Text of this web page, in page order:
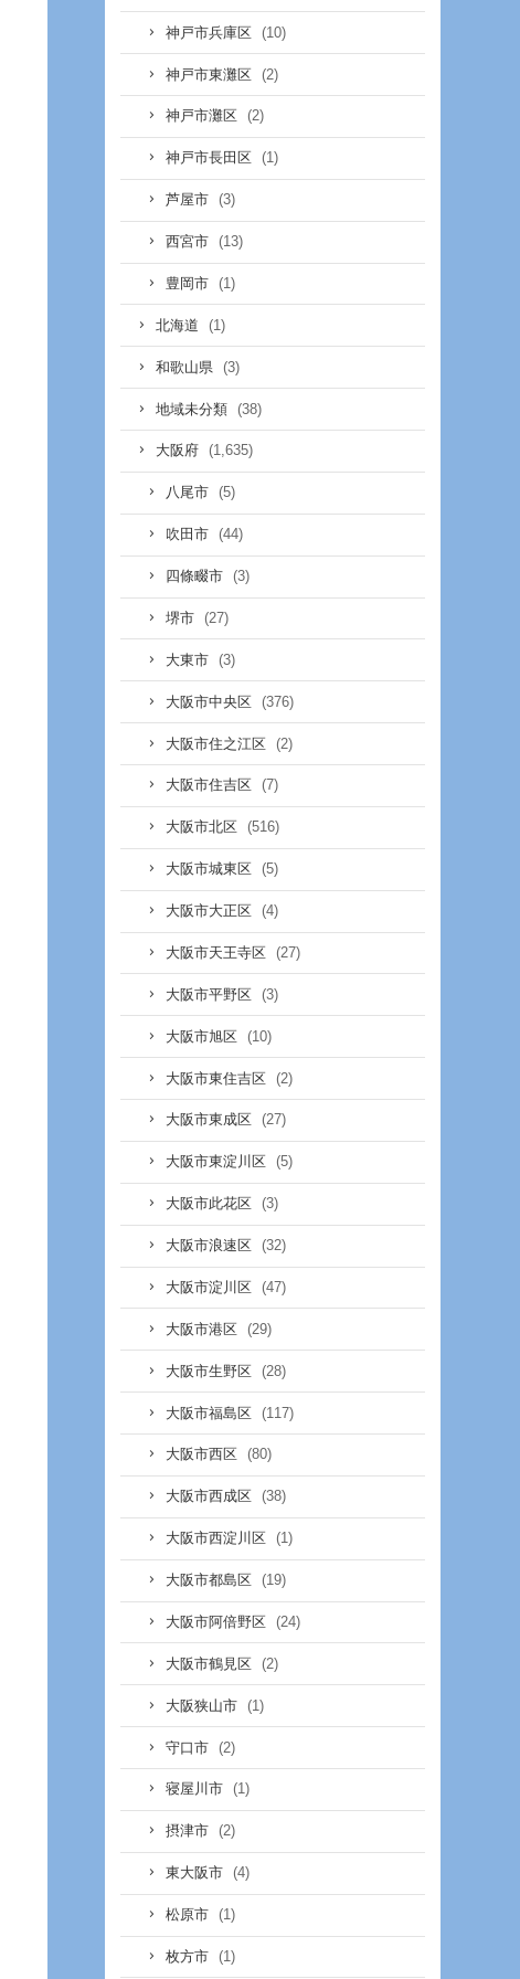
神戸市兵庫区 (10)
神戸市東灘区 (2)
神戸市灘区 (2)
神戸市長田区 (1)
芦屋市 (3)
西宮市 (13)
豊岡市 (1)
北海道 (1)
和歌山県 (3)
地域未分類 (38)
大阪府 (1,635)
八尾市 (5)
吹田市 (44)
四條畷市 (3)
堺市 (27)
大東市 (3)
大阪市中央区 (376)
大阪市住之江区 (2)
大阪市住吉区 (7)
大阪市北区 (516)
大阪市城東区 (5)
大阪市大正区 (4)
大阪市天王寺区 (27)
大阪市平野区 (3)
大阪市旭区 (10)
大阪市東住吉区 (2)
大阪市東成区 (27)
大阪市東淀川区 (5)
大阪市此花区 (3)
大阪市浪速区 (32)
大阪市淀川区 (47)
大阪市港区 (29)
大阪市生野区 (28)
大阪市福島区 (117)
大阪市西区 (80)
大阪市西成区 (38)
大阪市西淀川区 (1)
大阪市都島区 (19)
大阪市阿倍野区 (24)
大阪市鶴見区 (2)
大阪狭山市 (1)
守口市 (2)
寝屋川市 (1)
摂津市 (2)
東大阪市 (4)
松原市 (1)
枚方市 (1)